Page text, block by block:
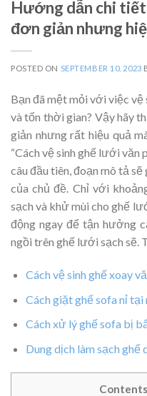
Hướng dẫn chi
đơn giản nhưng
POSTED ON SEPTEMBER 10, 2023
Bạn đã mệt mỏi với việc
và tốn thời gian? Vậy hãy
giản nhưng rất hiệu quả
“Cách vệ sinh ghế lưới văn
câu đầu tiên, đoạn mô tả
của chủ đề. Chỉ với
sạch và khử mùi cho ghế
động ngay để tận hưởng
ngồi trên ghế lưới sạch sẽ.
Cách vệ sinh ghế xoay
Cách giặt ghế sofa nỉ tại
Cách xử lý ghế sofa bị
Dung dịch làm sạch ghế
Contents